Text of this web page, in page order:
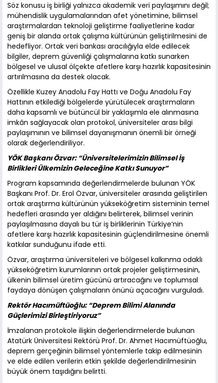
Söz konusu iş birliği yalnızca akademik veri paylaşımını değil;
mühendislik uygulamalarından afet yönetimine, bilimsel
araştırmalardan teknoloji geliştirme faaliyetlerine kadar
geniş bir alanda ortak çalışma kültürünün geliştirilmesini de
hedefliyor. Ortak veri bankası aracılığıyla elde edilecek
bilgiler, deprem güvenliği çalışmalarına katkı sunarken
bölgesel ve ulusal ölçekte afetlere karşı hazırlık kapasitesinin
artırılmasına da destek olacak.
Özellikle Kuzey Anadolu Fay Hattı ve Doğu Anadolu Fay
Hattının etkilediği bölgelerde yürütülecek araştırmaların
daha kapsamlı ve bütüncül bir yaklaşımla ele alınmasına
imkân sağlayacak olan protokol, üniversiteler arası bilgi
paylaşımının ve bilimsel dayanışmanın önemli bir örneği
olarak değerlendiriliyor.
YÖK Başkanı Özvar: “Üniversitelerimizin Bilimsel İş
Birlikleri Ülkemizin Geleceğine Katkı Sunuyor”
Program kapsamında değerlendirmelerde bulunan YÖK
Başkanı Prof. Dr. Erol Özvar, üniversiteler arasında geliştirilen
ortak araştırma kültürünün yükseköğretim sisteminin temel
hedefleri arasında yer aldığını belirterek, bilimsel verinin
paylaşılmasına dayalı bu tür iş birliklerinin Türkiye’nin
afetlere karşı hazırlık kapasitesinin güçlendirilmesine önemli
katkılar sunduğunu ifade etti.
Özvar, araştırma üniversiteleri ve bölgesel kalkınma odaklı
yükseköğretim kurumlarının ortak projeler geliştirmesinin,
ülkenin bilimsel üretim gücünü artıracağını ve toplumsal
faydaya dönüşen çalışmaların önünü açacağını vurguladı.
Rektör Hacımüftüoğlu: “Deprem Bilimi Alanında
Güçlerimizi Birleştiriyoruz”
İmzalanan protokole ilişkin değerlendirmelerde bulunan
Atatürk Üniversitesi Rektörü Prof. Dr. Ahmet Hacımüftüoğlu,
deprem gerçeğinin bilimsel yöntemlerle takip edilmesinin
ve elde edilen verilerin etkin şekilde değerlendirilmesinin
büyük önem taşıdığını belirtti.